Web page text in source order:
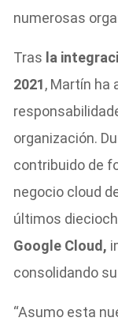
numerosas
Tras la
2021, Martín ha
organización.
contribuido de
negocio cloud
últimos
Google Cloud,
consolidando
“Asumo esta